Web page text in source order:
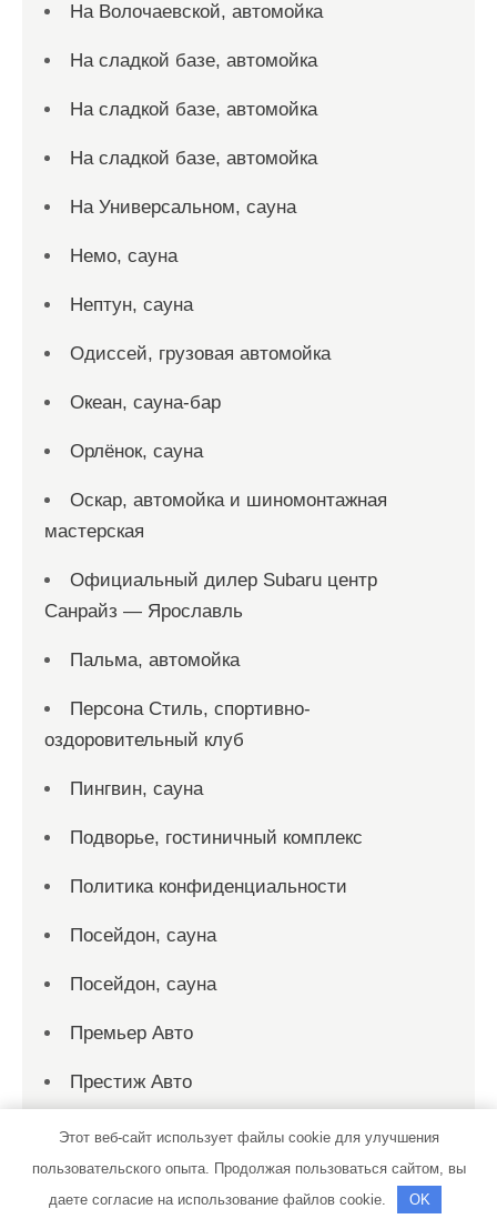
На Волочаевской, автомойка
На сладкой базе, автомойка
На сладкой базе, автомойка
На сладкой базе, автомойка
На Универсальном, сауна
Немо, сауна
Нептун, сауна
Одиссей, грузовая автомойка
Океан, сауна-бар
Орлёнок, сауна
Оскар, автомойка и шиномонтажная
мастерская
Официальный дилер Subaru центр
Санрайз — Ярославль
Пальма, автомойка
Персона Стиль, спортивно-
оздоровительный клуб
Пингвин, сауна
Подворье, гостиничный комплекс
Политика конфиденциальности
Посейдон, сауна
Посейдон, сауна
Премьер Авто
Престиж Авто
Причал, сауна
Пухтолова гора, комплекс отдыха
Этот веб-сайт использует файлы cookie для улучшения
пользовательского опыта. Продолжая пользоваться сайтом, вы
даете согласие на использование файлов cookie.
OK